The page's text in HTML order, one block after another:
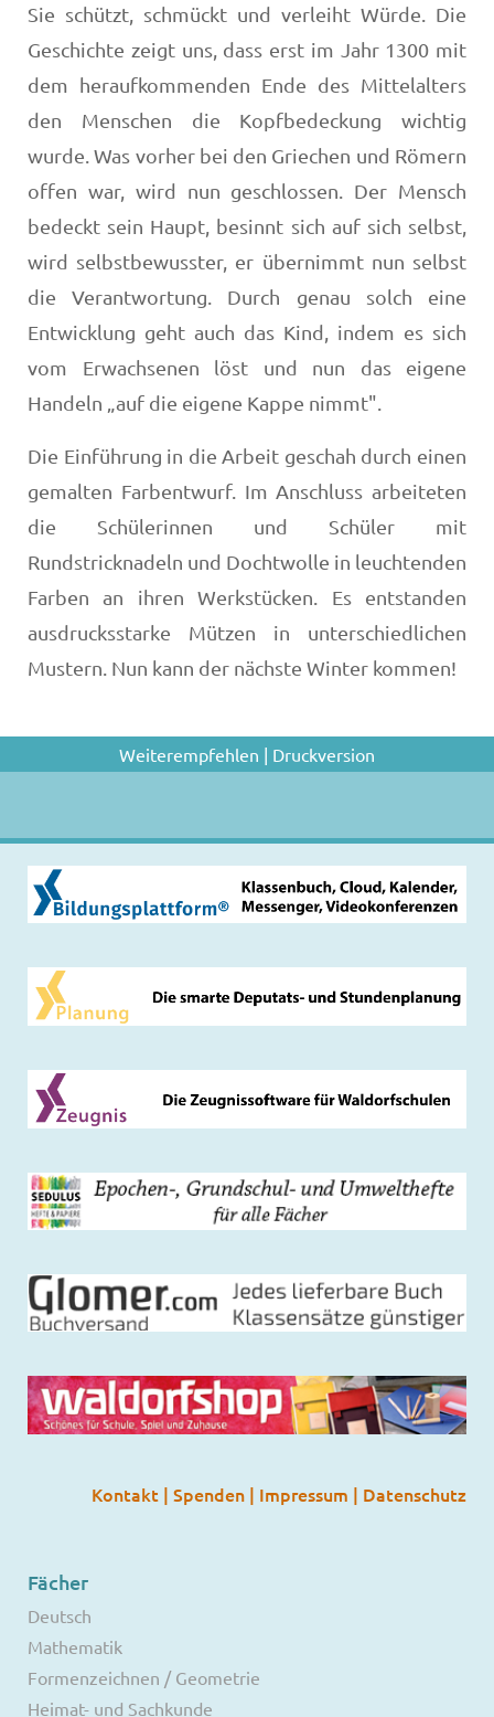
Sie schützt, schmückt und ver­leiht Würde. Die
Geschichte zeigt uns, dass erst im Jahr 1300 mit
dem heraufkommenden Ende des Mittelalters
den Menschen die Kopfbedeckung wichtig
wurde. Was vorher bei den Griechen und Römern
offen war, wird nun geschlossen. Der Mensch
bedeckt sein Haupt, besinnt sich auf sich selbst,
wird selbstbewusster, er übernimmt nun selbst
die Verantwortung. Durch genau solch eine
Entwicklung geht auch das Kind, indem es sich
vom Erwachsenen löst und nun das eigene
Handeln „auf die eigene Kappe nimmt".
Die Einführung in die Arbeit geschah durch einen
gemal­ten Farbentwurf. Im Anschluss arbeiteten
die Schülerin­nen und Schüler mit
Rundstricknadeln und Dochtwolle in leuchtenden
Farben an ihren Werkstücken. Es entstan­den
ausdrucksstarke Mützen in unterschiedlichen
Mus­tern. Nun kann der nächste Winter kommen!
Weiterempfehlen | Druckversion
Kontakt | Spenden | Impressum | Datenschutz
Fächer
Deutsch
Mathematik
Formenzeichnen / Geometrie
Heimat- und Sachkunde